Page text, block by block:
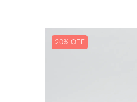
20%